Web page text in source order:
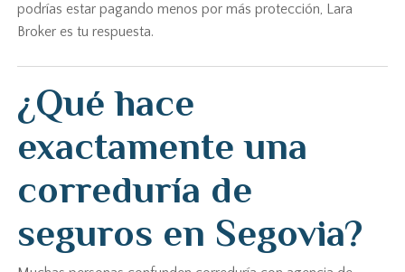
podrías estar pagando menos por más protección, Lara
Broker es tu respuesta.
¿Qué hace
exactamente una
correduría de
seguros en Segovia?